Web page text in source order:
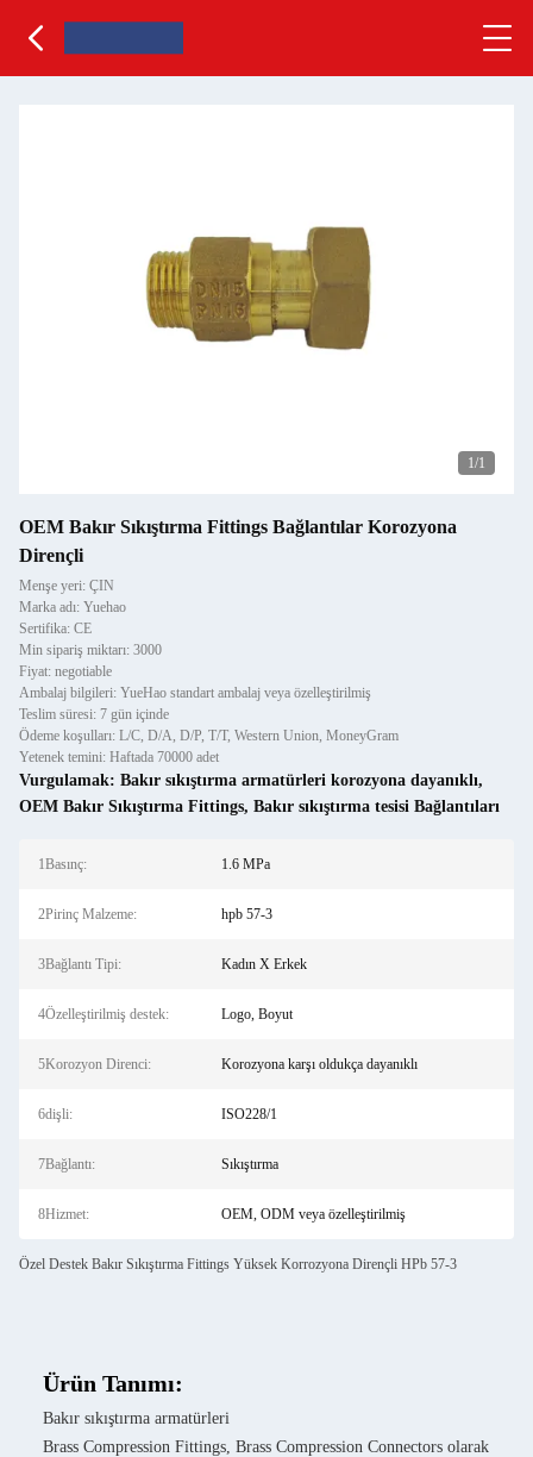
1/1
OEM Bakır Sıkıştırma Fittings Bağlantılar Korozyona
Dirençli
Menşe yeri: ÇIN
Marka adı: Yuehao
Sertifika: CE
Min sipariş miktarı: 3000
Fiyat: negotiable
Ambalaj bilgileri: YueHao standart ambalaj veya özelleştirilmiş
Teslim süresi: 7 gün içinde
Ödeme koşulları: L/C, D/A, D/P, T/T, Western Union, MoneyGram
Yetenek temini: Haftada 70000 adet
Vurgulamak: Bakır sıkıştırma armatürleri korozyona dayanıklı,
OEM Bakır Sıkıştırma Fittings, Bakır sıkıştırma tesisi Bağlantıları
1Basınç: 1.6 MPa
2Pirinç Malzeme: hpb 57-3
3Bağlantı Tipi: Kadın X Erkek
4Özelleştirilmiş destek: Logo, Boyut
5Korozyon Direnci: Korozyona karşı oldukça dayanıklı
6dişli: ISO228/1
7Bağlantı: Sıkıştırma
8Hizmet: OEM, ODM veya özelleştirilmiş
Özel Destek Bakır Sıkıştırma Fittings Yüksek Korrozyona Dirençli HPb 57-3
Ürün Tanımı:
Bakır sıkıştırma armatürleri
Brass Compression Fittings, Brass Compression Connectors olarak